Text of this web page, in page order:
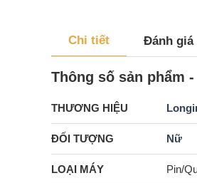
Chi tiết Đánh giá
Thông số sản phẩm
THƯƠNG HIỆU
ĐỐI TƯỢNG Nữ
LOẠI MÁY Pin/